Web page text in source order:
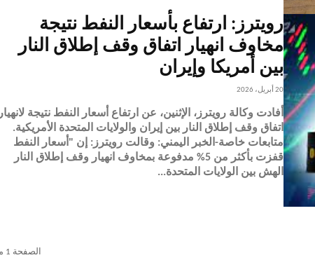
رويترز: ارتفاع بأسعار النفط نتيجة
مخاوف انهيار اتفاق وقف إطلاق النار
بين أمريكا وإيران
20 أبريل، 2026
أفادت وكالة رويترز، الإثنين، عن ارتفاع أسعار النفط نتيجة لانهيار
اتفاق وقف إطلاق النار بين إيران والولايات المتحدة الأمريكية.
متابعات خاصة-الخبر اليمني: وقالت رويترز: إن "أسعار النفط
قفزت بأكثر من 5% مدفوعة بمخاوف انهيار وقف إطلاق النار
الهش بين الولايات المتحدة...
الصفحة 1 من 2